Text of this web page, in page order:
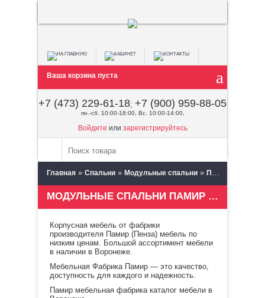
Ваша корзина пуста
+7 (473) 229-61-18; +7 (900) 959-88-05
пн.-сб. 10:00-18:00, Вс. 10:00-14:00,
Войдите или зарегистрируйтесь
Главная » Спальни » Модульные спальни » Памир (Пенза)
МОДУЛЬНЫЕ СПАЛЬНИ ПАМИР (ПЕНЗА)
Корпусная мебель от фабрики
производителя Памир (Пенза) мебель по
низким ценам. Большой ассортимент мебели
в наличии в Воронеже.
Мебельная Фабрика Памир — это качество,
доступность для каждого и надежность.
Памир мебельная фабрика каталог мебели в